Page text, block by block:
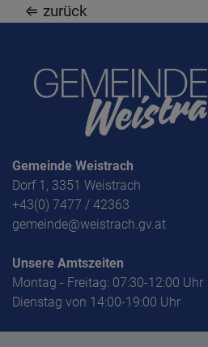
⇐ zurück
Gemeinde Weistrach
Dorf 1, 3351 Weistrach
+43(0) 7477 / 42363
gemeinde@weistrach.gv.at
Unsere Amtszeiten
Montag - Freitag: 07:30-12:00 Uhr
Dienstag von 14:00-19:00 Uhr